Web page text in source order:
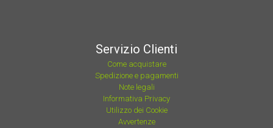
Servizio Clienti
Come acquistare
Spedizione e pagamenti
Note legali
Informativa Privacy
Utilizzo dei Cookie
Avvertenze